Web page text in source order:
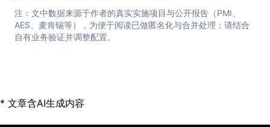
注：文中数据来源于作者的真实实施项目与公开报告（PMI、
AES、麦肯锡等），为便于阅读已做匿名化与合并处理；请结合
自有业务验证并调整配置。
* 文章含AI生成内容